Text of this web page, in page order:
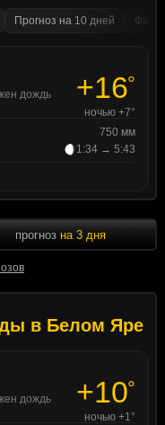
Прогноз на 10 дней
дождь +16°
ночью +7°
750 мм
1:34 → 5:43
прогноз на 3 дня
в Белом Яре
дождь +10°
ночью +1°